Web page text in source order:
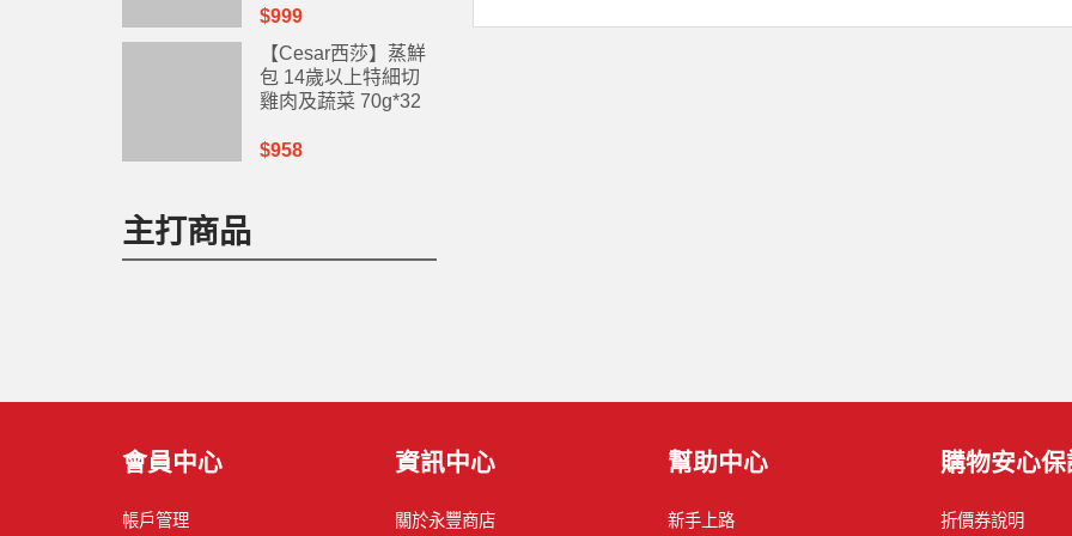
$999
【Cesar西莎】蒸鮮
包 14歲以上特細切
雞肉及蔬菜 70g*32
$958
主打商品
會員中心
帳戶管理
資訊中心
關於永豐商店
幫助中心
新手上路
購物安心保
折價券說明